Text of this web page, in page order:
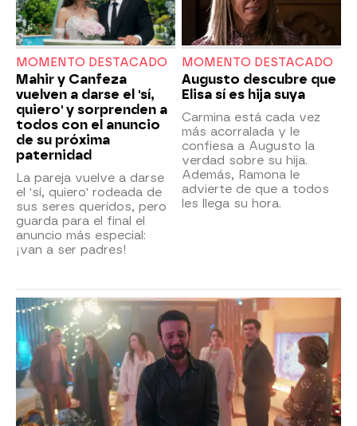
MOMENTO DESTACADO
Mahir y Canfeza
vuelven a darse el 'sí,
quiero' y sorprenden a
todos con el anuncio
de su próxima
paternidad
La pareja vuelve a darse
el 'sí, quiero' rodeada de
sus seres queridos, pero
guarda para el final el
anuncio más especial:
¡van a ser padres!
MOMENTO DESTACADO
Augusto descubre que
Elisa sí es hija suya
Carmina está cada vez
más acorralada y le
confiesa a Augusto la
verdad sobre su hija.
Además, Ramona le
advierte de que a todos
les llega su hora.